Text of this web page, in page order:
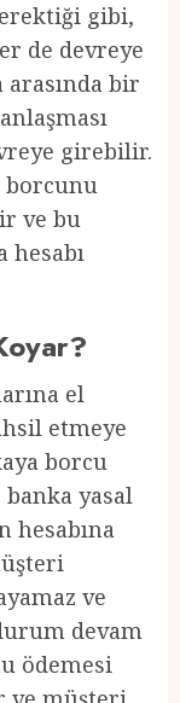
gibi,
de devreye
bir
girebilir.
borcunu
ve bu
hesabı
el
etmeye
borcu
yasal
hesabına
ve
devam
ödemesi